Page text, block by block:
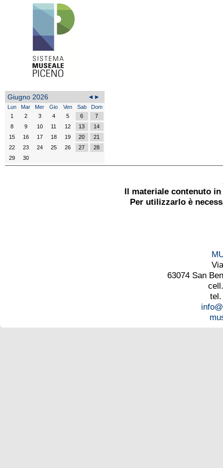
Giugno 2026
Lun Mar Mer Gio Ven Sab
Dom
1
2 3 4 5 6
7
8
9 10 11 12 13
14
15
16 17 18 19 20
21
22
23 24 25 26 27
28
29
30
Il materiale contenuto
Per utilizzarlo è
63074 San
tel.